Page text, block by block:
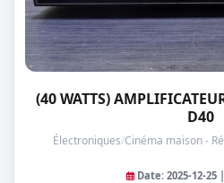
(40 WATTS)
D40
Électroniques/Cinéma maison -
Date: 2025-12-25